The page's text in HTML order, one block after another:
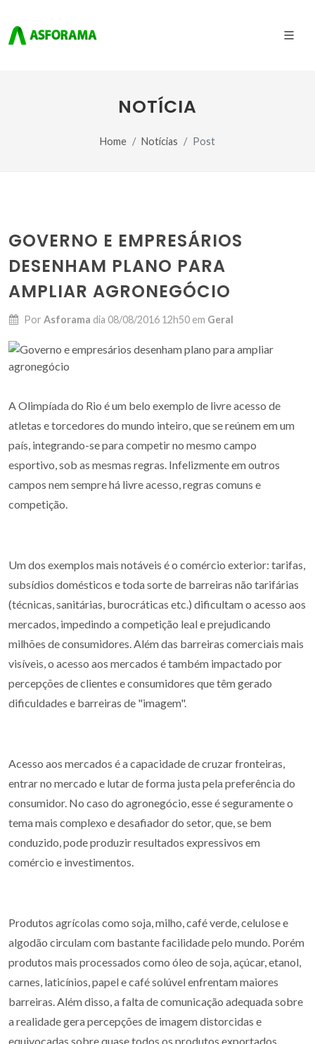
NOTÍCIA
Home Notícias Post
GOVERNO E EMPRESÁRIOS
DESENHAM PLANO PARA
AMPLIAR AGRONEGÓCIO
Por Asforama dia 08/08/2016 12h50 em Geral
A Olimpíada do Rio é um belo exemplo de livre acesso de
atletas e torcedores do mundo inteiro, que se reúnem em um
país, integrando-se para competir no mesmo campo
esportivo, sob as mesmas regras. Infelizmente em outros
campos nem sempre há livre acesso, regras comuns e
competição.
Um dos exemplos mais notáveis é o comércio exterior: tarifas,
subsídios domésticos e toda sorte de barreiras não tarifárias
(técnicas, sanitárias, burocráticas etc.) dificultam o acesso aos
mercados, impedindo a competição leal e prejudicando
milhões de consumidores. Além das barreiras comerciais mais
visíveis, o acesso aos mercados é também impactado por
percepções de clientes e consumidores que têm gerado
dificuldades e barreiras de "imagem".
Acesso aos mercados é a capacidade de cruzar fronteiras,
entrar no mercado e lutar de forma justa pela preferência do
consumidor. No caso do agronegócio, esse é seguramente o
tema mais complexo e desafiador do setor, que, se bem
conduzido, pode produzir resultados expressivos em
comércio e investimentos.
Produtos agrícolas como soja, milho, café verde, celulose e
algodão circulam com bastante facilidade pelo mundo. Porém
produtos mais processados como óleo de soja, açúcar, etanol,
carnes, laticínios, papel e café solúvel enfrentam maiores
barreiras. Além disso, a falta de comunicação adequada sobre
a realidade gera percepções de imagem distorcidas e
equivocadas sobre quase todos os produtos exportados,